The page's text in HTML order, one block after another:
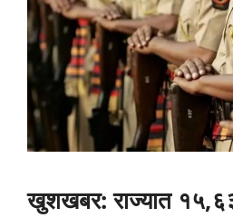
खुशखबर: राज्यात